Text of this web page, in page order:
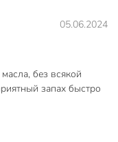
Ivlev Chef
05.06.2024
без всякой
запах быстро